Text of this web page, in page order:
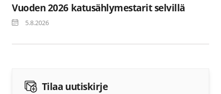
Vuoden 2026 katusählymestarit selvillä
5.8.2026
Tilaa uutiskirje